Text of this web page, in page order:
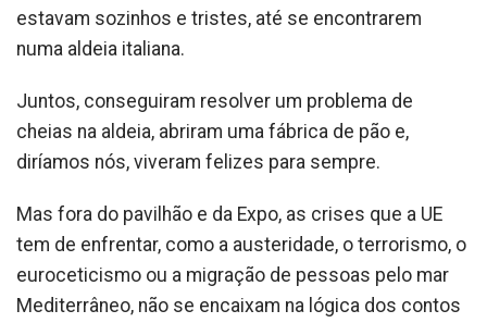
estavam sozinhos e tristes, até se encontrarem
numa aldeia italiana.
Juntos, conseguiram resolver um problema de
cheias na aldeia, abriram uma fábrica de pão e,
diríamos nós, viveram felizes para sempre.
Mas fora do pavilhão e da Expo, as crises que a UE
tem de enfrentar, como a austeridade, o terrorismo, o
euroceticismo ou a migração de pessoas pelo mar
Mediterrâneo, não se encaixam na lógica dos contos